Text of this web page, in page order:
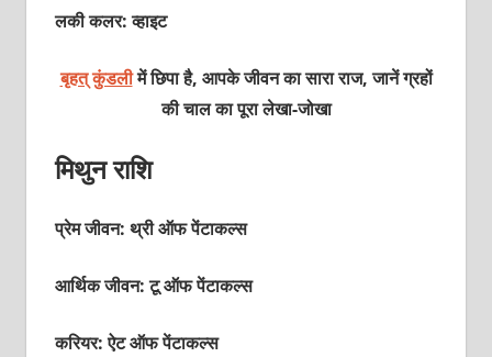
लकी कलर: व्‍हाइट
बृहत् कुंडलीमें छिपा है, आपके जीवन का सारा राज, जानें ग्रहों
की चाल का पूरालेखा-जोखा
मिथुन राशि
प्रेम जीवन: थ्री ऑफ पेंटाकल्‍स
आर्थिक जीवन: टू ऑफ पेंटाकल्‍स
करियर: ऐट ऑफ पेंटाकल्‍स